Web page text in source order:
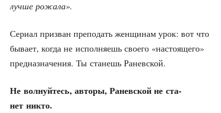
луч­ше рожала».
Сери­ал при­зван пре­по­дать жен­щи­нам урок: вот что
быва­ет, когда не испол­ня­ешь сво­е­го «насто­я­ще­го»
пред­на­зна­че­ния. Ты ста­нешь Раневской.
Не вол­нуй­тесь, авто­ры, Ранев­ской не ста­
нет никто.